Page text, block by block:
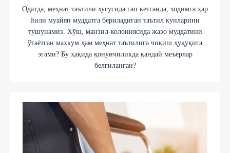
Одатда, меҳнат таътили хусусида гап кетганда, ходимга ҳар
йили муайян муддатга бериладиган таътил кунларини
тушунамиз. Хўш, манзил-колониясида жазо муддатини
ўтаётган маҳкум ҳам меҳнат таътилига чиқиш ҳуқуқига
эгами? Бу ҳақида қонунчиликда қандай меъёрлар
белгиланган?